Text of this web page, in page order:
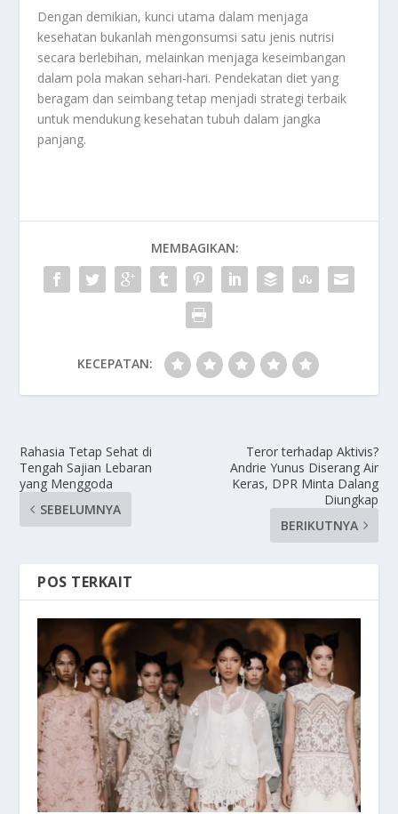
Dengan demikian, kunci utama dalam menjaga
kesehatan bukanlah mengonsumsi satu jenis nutrisi
secara berlebihan, melainkan menjaga keseimbangan
dalam pola makan sehari-hari. Pendekatan diet yang
beragam dan seimbang tetap menjadi strategi terbaik
untuk mendukung kesehatan tubuh dalam jangka
panjang.
MEMBAGIKAN:
KECEPATAN:
Rahasia Tetap Sehat di
Tengah Sajian Lebaran
yang Menggoda
SEBELUMNYA
Teror terhadap Aktivis?
Andrie Yunus Diserang Air
Keras, DPR Minta Dalang
Diungkap
BERIKUTNYA
POS TERKAIT